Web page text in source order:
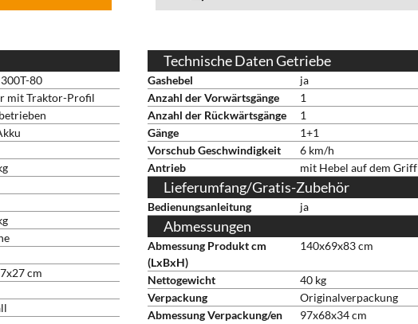
80
mit Traktor-Profil
cm
Technische Daten Getriebe
Gashebel
ja
Anzahl der Vorwärtsgänge
1
Anzahl der Rückwärtsgänge
1
Gänge
1+1
Vorschub Geschwindigkeit
6 km/h
Antrieb
mit Hebel auf dem Griff
Lieferumfang/Gratis-Zubehör
Bedienungsanleitung ja
Abmessungen
Abmessung Produkt cm
(LxBxH)
140x69x83 cm
Nettogewicht
40 kg
Verpackung
Originalverpackung
Abmessung Verpackung/en
97x68x34 cm